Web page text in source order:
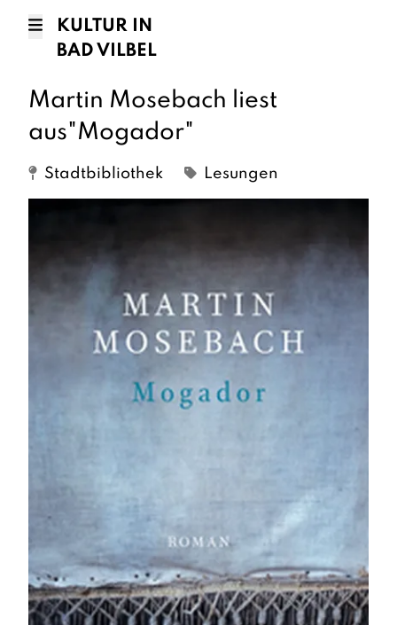
KULTUR IN
BAD VILBEL
Martin Mosebach liest
aus"Mogador"
Stadtbibliothek Lesungen